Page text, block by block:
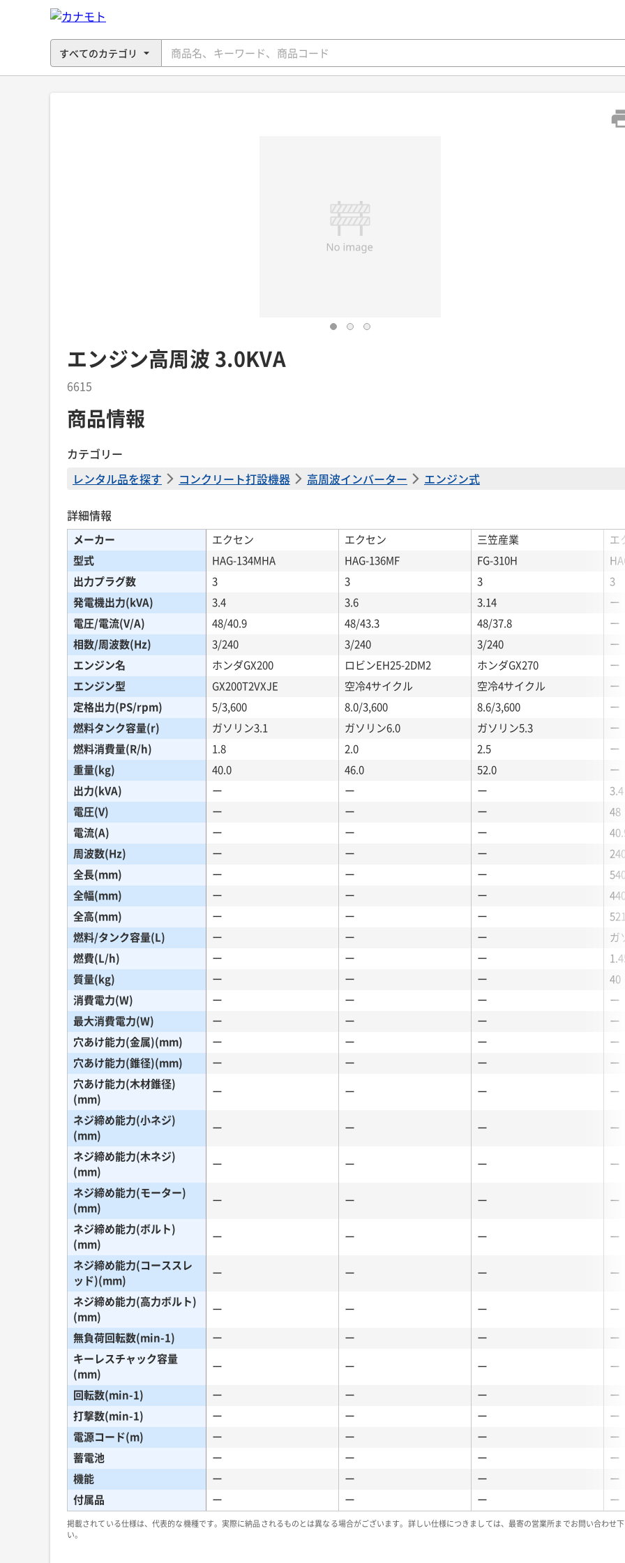
エンジン高周波 3.0KVA
6615
商品情報
カテゴリー
レンタル品を探す
コンクリート打設機器 高周波インバーター エンジン式
詳細情報
メーカー エクセン エクセン 三笠産業 エ
型式
HAG-134MHA HAG-136MF FG-310H
出力プラグ数
3 3 3 3
発電機出力(kVA)
3.4 3.6 3.14 ー
電圧/電流(V/A)
48/40.9 48/43.3 48/37.8 ー
相数/周波数(Hz)
3/240 3/240 3/240 ー
エンジン名
ホンダGX200 ロビンEH25-2DM2 ホンダGX270 ー
エンジン型
GX200T2VXJE 空冷4サイクル 空冷4サイクル ー
定格出力(PS/rpm)
5/3,600 8.0/3,600 8.6/3,600 ー
燃料タンク容量(r)
ガソリン3.1 ガソリン6.0 ガソリン5.3 ー
燃料消費量(R/h)
1.8 2.0 2.5 ー
重量(kg)
40.0 46.0 52.0 ー
出力(kVA)
ー ー ー 3.4
電圧(V)
ー ー ー 48
電流(A)
ー ー ー
周波数(Hz)
ー ー ー 240
全長(mm)
ー ー ー 540
全幅(mm)
ー ー ー 440
全高(mm)
ー ー ー 521
燃料/タンク容量(L)
ー ー ー ガ
燃費(L/h)
ー ー ー
質量(kg)
ー ー ー 40
消費電力(W)
ー ー ー ー
最大消費電力(W)
ー ー ー ー
穴あけ能力(金属)(mm)
ー ー ー ー
穴あけ能力(錐径)(mm)
ー ー ー ー
穴あけ能力(木材錐径)
(mm)
ー ー ー ー
ネジ締め能力(小ネジ)
(mm)
ー ー ー ー
ネジ締め能力(木ネジ)
(mm)
ー ー ー ー
ネジ締め能力(モーター)
(mm)
ー ー ー ー
ネジ締め能力(ボルト)
(mm)
ー ー ー ー
ネジ締め能力(コーススレ
ッド)(mm)
ー ー ー ー
ネジ締め能力(高力ボルト)
(mm)
ー ー ー ー
無負荷回転数(min-1) ー ー ー ー
キーレスチャック容量
(mm)
ー ー ー ー
回転数(min-1) ー ー ー ー
打撃数(min-1)
ー ー ー ー
電源コード(m)
ー ー ー ー
蓄電池
ー ー ー ー
機能
ー ー ー ー
付属品
ー ー ー ー
掲載されている仕様は、代表的な機種です。実際に納品されるものとは異なる場合がございます。詳しい仕様につきましては、最寄の営業所までお問い合わせ下
い。